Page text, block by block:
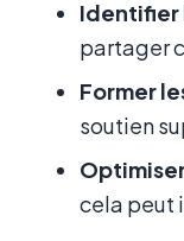
Identifier
partager
Former
soutien
cela peut